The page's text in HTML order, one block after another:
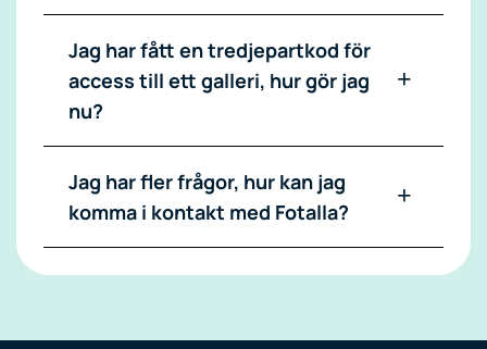
Jag har fått en tredjepartkod för
access till ett galleri, hur gör jag
nu?
Jag har fler frågor, hur kan jag
komma i kontakt med Fotalla?